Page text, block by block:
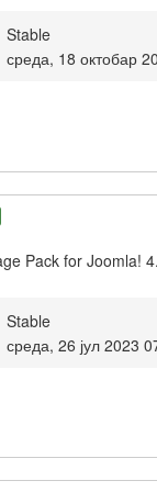
Stable
среда, 18 октобар
Pack for Joomla!
Stable
среда, 26 јул 2023